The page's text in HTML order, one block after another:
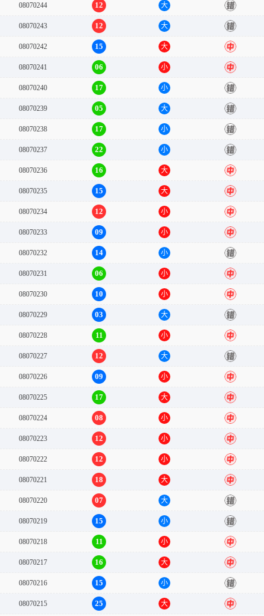
08070244 12 大 错
08070243 12 大 错
08070242 15 大 中
08070241 06 小 中
08070240 17 小 错
08070239 05 大 错
08070238 17 小 错
08070237 22 小 错
08070236 16 大 中
08070235 15 大 中
08070234 12 小 中
08070233 09 小 中
08070232 14 小 错
08070231 06 小 中
08070230 10 小 中
08070229 03 大 错
08070228 11 小 中
08070227 12 大 错
08070226 09 小 中
08070225 17 大 中
08070224 08 小 中
08070223 12 小 中
08070222 12 小 中
08070221 18 大 中
08070220 07 大 错
08070219 15 小 错
08070218 11 小 中
08070217 16 大 中
08070216 15 小 错
08070215 25 大 中